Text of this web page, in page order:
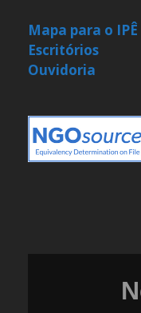
Mapa para o IPÊ
Escritórios
Ouvidoria